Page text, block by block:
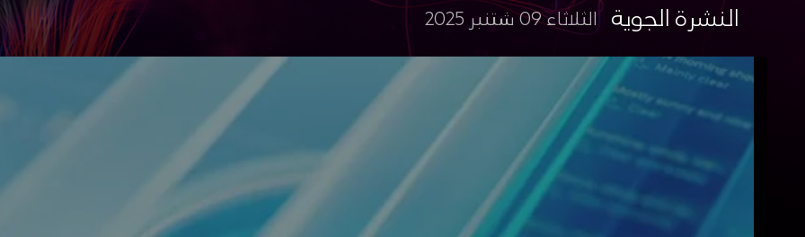
الثلاثاء 09 شتنبر 2025 النشرة الجوية